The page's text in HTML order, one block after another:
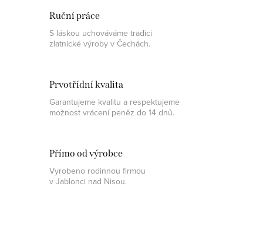
Ruční práce
S láskou uchováváme tradici
zlatnické výroby v Čechách.
Prvotřídní kvalita
Garantujeme kvalitu a respektujeme
možnost vrácení peněz do 14 dnů.
Přímo od výrobce
Vyrobeno rodinnou firmou
v Jablonci nad Nisou.